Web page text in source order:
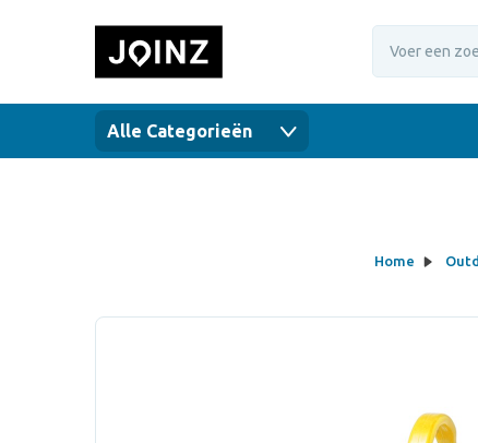
Alle Categorieën
Home